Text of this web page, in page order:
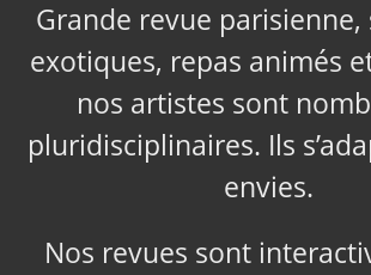
Grande revue parisienne,
exotiques, repas animés
nos artistes sont
pluridisciplinaires. Ils
envies.
Nos revues sont